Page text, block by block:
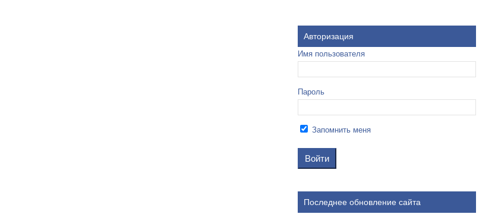
Авторизация
Имя пользователя
Пароль
Запомнить меня
Последнее обновление сайта